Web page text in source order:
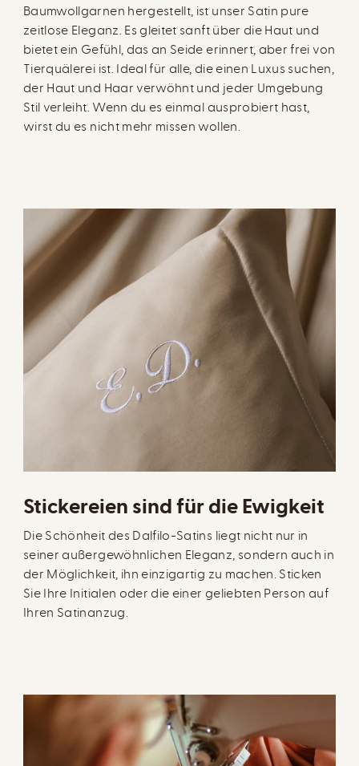
Baumwollgarnen hergestellt, ist unser Satin pure
zeitlose Eleganz. Es gleitet sanft über die Haut und
bietet ein Gefühl, das an Seide erinnert, aber frei von
Tierquälerei ist. Ideal für alle, die einen Luxus suchen,
der Haut und Haar verwöhnt und jeder Umgebung
Stil verleiht. Wenn du es einmal ausprobiert hast,
wirst du es nicht mehr missen wollen.
Stickereien sind für die Ewigkeit
Die Schönheit des Dalfilo-Satins liegt nicht nur in
seiner außergewöhnlichen Eleganz, sondern auch in
der Möglichkeit, ihn einzigartig zu machen. Sticken
Sie Ihre Initialen oder die einer geliebten Person auf
Ihren Satinanzug.